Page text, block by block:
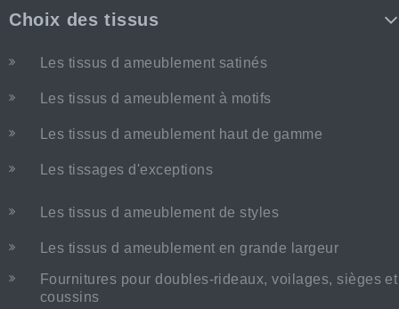
Choix des tissus
Les tissus d ameublement satinés
Les tissus d ameublement à motifs
Les tissus d ameublement haut de gamme
Les tissages d'exceptions
Les tissus d ameublement de styles
Les tissus d ameublement en grande largeur
Fournitures pour doubles-rideaux, voilages, sièges et
coussins